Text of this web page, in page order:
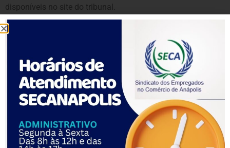
disponíveis no site do tribunal.
Leia também:
Antes da lista final para a Copa do Mundo, seleção
feminina aprimora preparação física
Treinar clube e seleção, como Diniz fará, é comum no vôlei
e no basquete
Desempenho em jogo-treino anima jogadoras da seleção
brasileira antes de estreia na Copa
Portaria federal